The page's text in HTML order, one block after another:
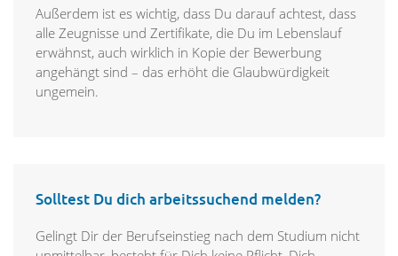
Außerdem ist es wichtig, dass Du darauf achtest, dass
alle Zeugnisse und Zertifikate, die Du im Lebenslauf
erwähnst, auch wirklich in Kopie der Bewerbung
angehängt sind – das erhöht die Glaubwürdigkeit
ungemein.
Solltest Du dich arbeitssuchend melden?
Gelingt Dir der Berufseinstieg nach dem Studium nicht